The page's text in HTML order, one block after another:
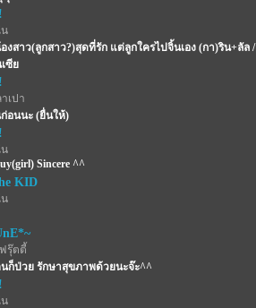
งสาว(ลูกสาว?)สุดที่รัก แต่ลูกใครไปจิ้นเอง (กา)ริน+ลัล /
ซีย
เปา
อนนะ (ยื่นให้)
Sincere ^^
KID
รุ๊ตตี้
ก็ป่วย รักษาสุขภาพด้วยนะจ๊ะ^^